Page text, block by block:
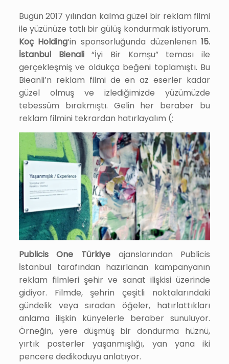
Bugün 2017 yılından kalma güzel bir reklam filmi
ile yüzünüze tatlı bir gülüş kondurmak istiyorum.
Koç Holding‘in sponsorluğunda düzenlenen15.
İstanbul Bienali“İyi Bir Komşu” teması ile
gerçekleşmiş ve oldukça beğeni toplamıştı. Bu
Bieanli’n reklam filmi de en az eserler kadar
güzel olmuş ve izlediğimizde yüzümüzde
tebessüm bırakmıştı. Gelin her beraber bu
reklam filmini tekrardan hatırlayalım (:
Publicis One Türkiye ajanslarından Publicis
İstanbul tarafından hazırlanan kampanyanın
reklam filmleri şehir ve sanat ilişkisi üzerinde
gidiyor. Filmde, şehrin çeşitli noktalarındaki
gündelik veya sıradan öğeler, hatırlattıkları
anlama ilişkin künyelerle beraber sunuluyor.
Örneğin, yere düşmüş bir dondurma hüznü,
yırtık posterler yaşanmışlığı, yan yana iki
pencere dedikoduyu anlatıyor.